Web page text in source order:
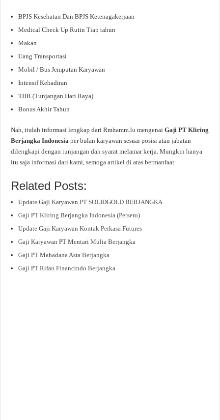
BPJS Kesehatan Dan BPJS Ketenagakerjaan
Medical Check Up Rutin Tiap tahun
Makan
Uang Transportasi
Mobil / Bus Jemputan Karyawan
Intensif Kehadiran
THR (Tunjangan Hari Raya)
Bonus Akhir Tahun
Nah, itulah informasi lengkap dari Rmhamm.lu mengenaiGaji PT Kliring
Berjangka Indonesiaper bulan karyawan sesuai posisi atau jabatan
dilengkapi dengan tunjangan dan syarat melamar kerja. Mungkin hanya
itu saja informasi dari kami, semoga artikel di atas bermanfaat.
Related Posts:
Update Gaji Karyawan PT SOLIDGOLD BERJANGKA
Gaji PT Kliring Berjangka Indonesia (Persero)
Update Gaji Karyawan Kontak Perkasa Futures
Gaji Karyawan PT Mentari Mulia Berjangka
Gaji PT Mahadana Asta Berjangka
Gaji PT Rifan Financindo Berjangka